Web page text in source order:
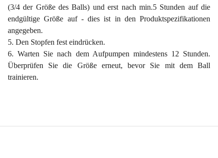
(3/4 der Größe des Balls) und erst nach min.5 Stunden auf die
endgültige Größe auf - dies ist in den Produktspezifikationen
angegeben.
5. Den Stopfen fest eindrücken.
6. Warten Sie nach dem Aufpumpen mindestens 12 Stunden.
Überprüfen Sie die Größe erneut, bevor Sie mit dem Ball
trainieren.